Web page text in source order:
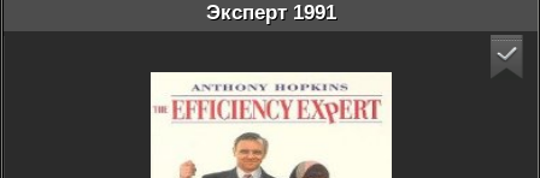
Эксперт 1991